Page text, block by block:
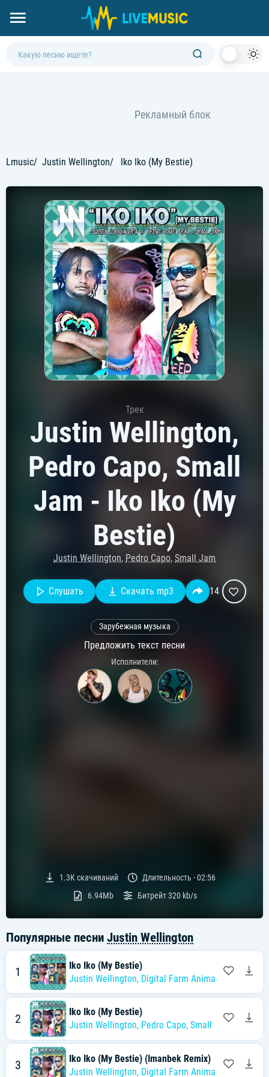
Lmusic Justin Wellington Iko Iko (My Bestie)
Трек
Justin Wellington,
Pedro Capo, Small
Jam - Iko Iko (My
Bestie)
Justin Wellington, Pedro Capo, Small Jam
Слушать Скачать mp3 14
Зарубежная музыка
Предложить текст песни
Исполнители:
1.3Kскачиваний Длительность -02:56
6.94Mb
Битрейт320 kb/s
Популярные песни Justin Wellington
1
Iko Iko (My Bestie)
Justin Wellington, Digital Farm Animals Small Jam
2
Iko Iko (My Bestie)
Justin Wellington, Pedro Capo, Small Jam
3
Iko Iko (My Bestie) (Imanbek Remix)
Justin Wellington, Digital Farm Animals Small Jam